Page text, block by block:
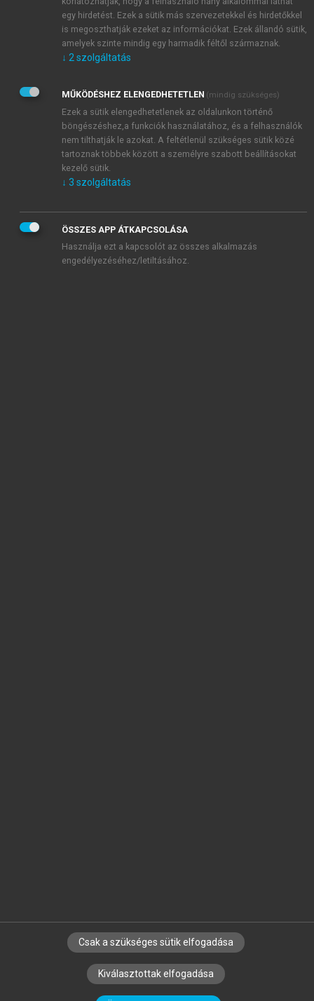
Kérek értesítést a MeRSZ újdonságairól, akcióiról.
Kérek értesítést az Akadémiai Kiadó Zrt. újdonságairól,
Adatkezelési tájékoztatóbanfoglaltakat tudomásul
veszem és elfogadom.
Általános vásárlási feltételeket, valamint a szotar.netés a
mersz.huoldalak licencszerződéseiben foglaltakat
tudomásul veszem és elfogadom.
KIPRÓBÁLOM
SZERZŐKNEK CÉGEKNEK KÖNYVTÁROSOKNAK
SZERKESZTÉSI ÉS LEKTORÁLÁSI ALAPELVEK
egy hirdetést. Ezek a sütik más szervezetekkel és hirdetőkkel
is megoszthatják ezeket az információkat. Ezek állandó sütik,
amelyek szinte mindig egy harmadik féltől származnak.
↓ 2 szolgáltatás
MŰKÖDÉSHEZ ELENGEDHETETLEN (mindig szükséges)
Ezek a sütik elengedhetetlenek az oldalunkon történő
böngészéshez,a funkciók használatához, és a felhasználók
nem tilthatják le azokat. A feltétlenül szükséges sütik közé
tartoznak többek között a személyre szabott beállításokat
kezelő sütik.
↓ 3 szolgáltatás
ÖSSZES APP ÁTKAPCSOLÁSA
Használja ezt a kapcsolót az összes alkalmazás
engedélyezéséhez/letiltásához.
Csak a szükséges sütik elfogadása
Kiválasztottak elfogadása